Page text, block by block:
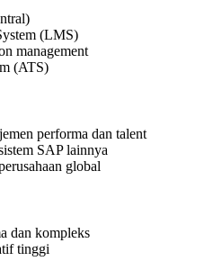
(LMS)
management
(ATS)
performa dan talent
SAP lainnya
global
dan kompleks
tinggi